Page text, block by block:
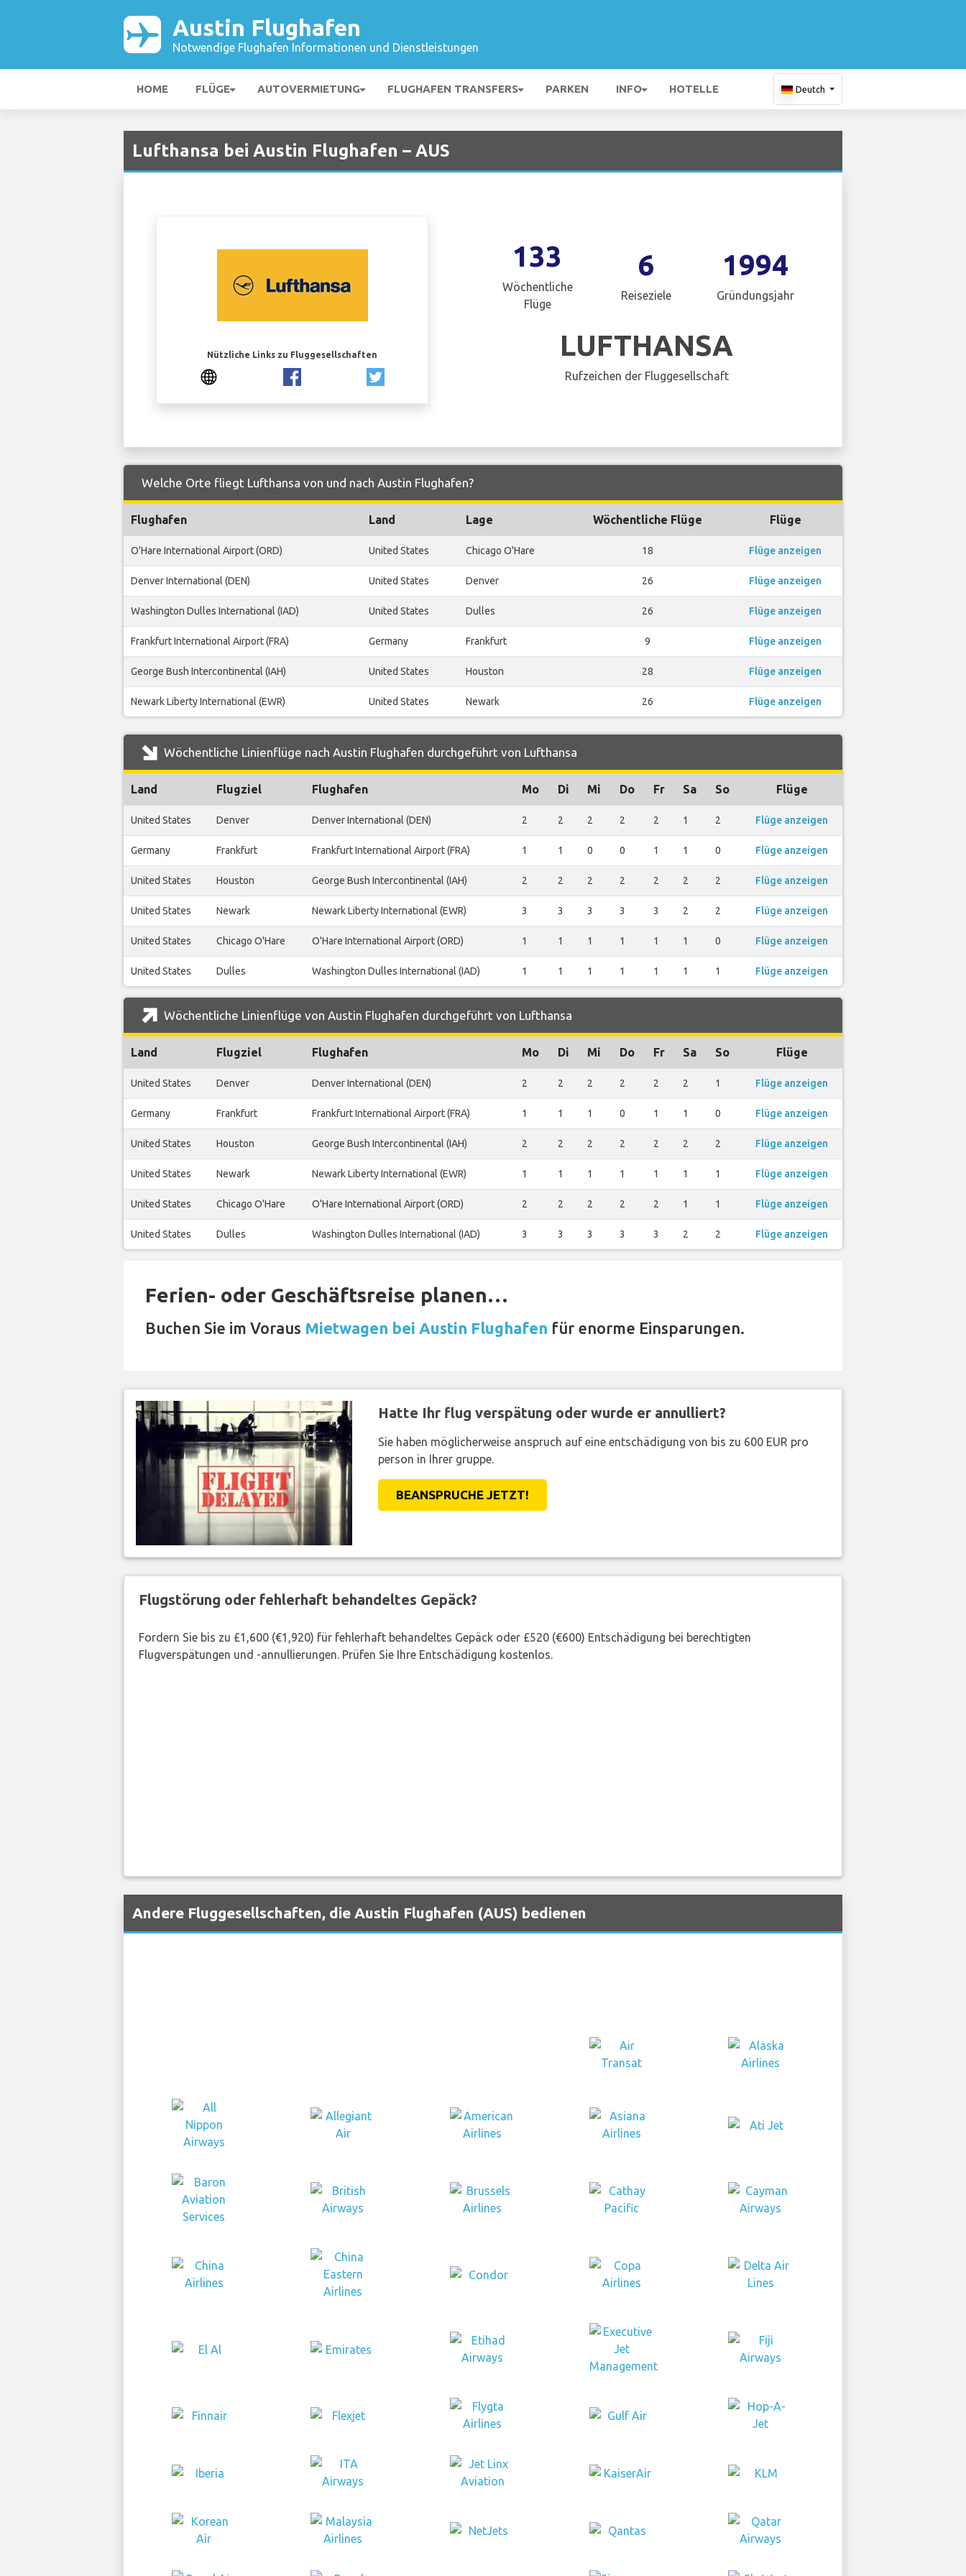
Austin Flughafen
Notwendige Flughafen Informationen und Dienstleistungen
HOME FLÜGE AUTOVERMIETUNG FLUGHAFEN TRANSFERS PARKEN INFO HOTELLE Deutch
Lufthansa bei Austin Flughafen – AUS
Nützliche Links zu Fluggesellschaften
133
Wöchentliche
Flüge
6
Reiseziele
1994
Gründungsjahr
LUFTHANSA
Rufzeichen der Fluggesellschaft
Welche Orte fliegt Lufthansa von und nach Austin Flughafen?
Flughafen Land Lage Wöchentliche Flüge Flüge
O'Hare International Airport (ORD) United States Chicago O'Hare 18 Flüge anzeigen
Denver International (DEN) United States Denver 26 Flüge anzeigen
Washington Dulles International (IAD) United States Dulles 26 Flüge anzeigen
Frankfurt International Airport (FRA) Germany Frankfurt 9 Flüge anzeigen
George Bush Intercontinental (IAH) United States Houston 28 Flüge anzeigen
Newark Liberty International (EWR) United States Newark 26 Flüge anzeigen
Wöchentliche Linienflüge nach Austin Flughafen durchgeführt von Lufthansa
Land Flugziel Flughafen Mo Di Mi Do Fr Sa So Flüge
United States Denver Denver International (DEN) 2 2 2 2 2 1 2 Flüge anzeigen
Germany Frankfurt Frankfurt International Airport (FRA) 1 1 0 0 1 1 0 Flüge anzeigen
United States Houston George Bush Intercontinental (IAH) 2 2 2 2 2 2 2 Flüge anzeigen
United States Newark Newark Liberty International (EWR) 3 3 3 3 3 2 2 Flüge anzeigen
United States Chicago O'Hare O'Hare International Airport (ORD) 1 1 1 1 1 1 0 Flüge anzeigen
United States Dulles Washington Dulles International (IAD) 1 1 1 1 1 1 1 Flüge anzeigen
Wöchentliche Linienflüge von Austin Flughafen durchgeführt von Lufthansa
Land Flugziel Flughafen Mo Di Mi Do Fr Sa So Flüge
United States Denver Denver International (DEN) 2 2 2 2 2 2 1 Flüge anzeigen
Germany Frankfurt Frankfurt International Airport (FRA) 1 1 1 0 1 1 0 Flüge anzeigen
United States Houston George Bush Intercontinental (IAH) 2 2 2 2 2 2 2 Flüge anzeigen
United States Newark Newark Liberty International (EWR) 1 1 1 1 1 1 1 Flüge anzeigen
United States Chicago O'Hare O'Hare International Airport (ORD) 2 2 2 2 2 1 1 Flüge anzeigen
United States Dulles Washington Dulles International (IAD) 3 3 3 3 3 2 2 Flüge anzeigen
Ferien- oder Geschäftsreise planen…
Buchen Sie im Voraus Mietwagen bei Austin Flughafen für enorme Einsparungen.
Hatte Ihr flug verspätung oder wurde er annulliert?
Sie haben möglicherweise anspruch auf eine entschädigung von bis zu 600 EUR pro
person in Ihrer gruppe.
BEANSPRUCHE JETZT!
Flugstörung oder fehlerhaft behandeltes Gepäck?
Fordern Sie bis zu £1,600 (€1,920) für fehlerhaft behandeltes Gepäck oder £520 (€600) Entschädigung bei berechtigten
Flugverspätungen und -annullierungen. Prüfen Sie Ihre Entschädigung kostenlos.
Andere Fluggesellschaften, die Austin Flughafen (AUS) bedienen